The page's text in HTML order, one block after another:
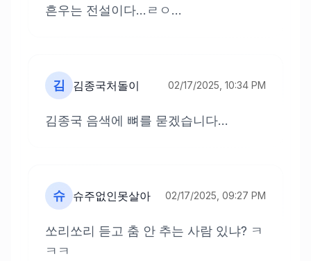
흔우는 전설이다...ㄹㅇ...
김 김종국처돌이 02/17/2025, 10:34 PM
김종국 음색에 뼈를 묻겠습니다...
슈 슈주없인못살아 02/17/2025, 09:27 PM
쏘리쏘리 듣고 춤 안 추는 사람 있냐? ㅋ
ㅋㅋ